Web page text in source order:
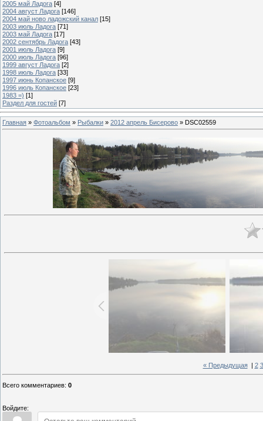
2005 май Ладога [4]
2004 август Ладога [146]
2004 май ново ладожский канал [15]
2003 июль Ладога [71]
2003 май Ладога [17]
2002 сентябрь Ладога [43]
2001 июль Ладога [9]
2000 июль Ладога [96]
1999 август Ладога [2]
1998 июль Ладога [33]
1997 июнь Копанское [9]
1996 июль Копанское [23]
1983 =) [1]
Раздел для гостей [7]
Главная » Фотоальбом » Рыбалки » 2012 апрель Бисерово » DSC02559
« Предыдущая| 2 3
Всего комментариев: 0
Войдите: